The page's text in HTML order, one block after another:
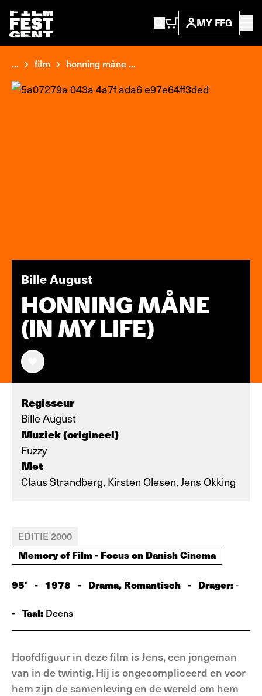
MY FFG
... film honning måne ...
Bille August
HONNING MÅNE
(IN MY LIFE)
Regisseur
Bille August
Muziek (origineel)
Fuzzy
Met
Claus Strandberg, Kirsten Olesen, Jens Okking
EDITIE 2000
Memory of Film - Focus on Danish Cinema
95' - 1978 - Drama, Romantisch - Drager:-
- Taal: Deens
Hoofdfiguur in deze film is Jens, een jongeman
van in de twintig. Hij is ongecompliceerd en voor
hem zijn de samenleving en de wereld om hem